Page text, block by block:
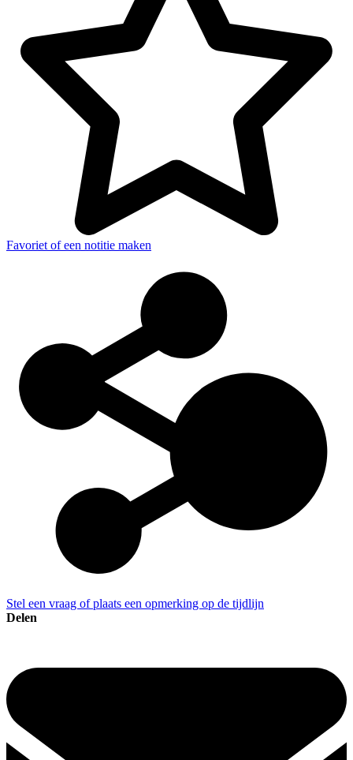
Favoriet of een notitie maken
Stel een vraag of plaats een opmerking op de tijdlijn
Delen